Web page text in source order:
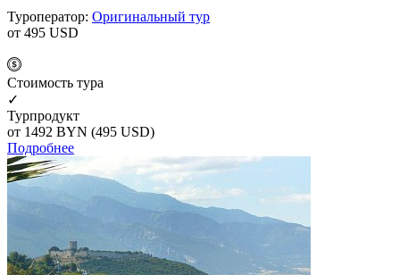
Туроператор: Оригинальный тур
от 495 USD
Cтоимость тура
✓
Турпродукт
от 1492 BYN (495 USD)
Подробнее